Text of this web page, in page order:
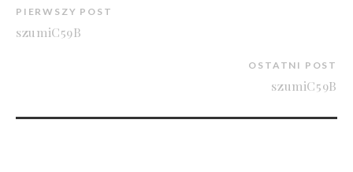
PIERWSZY POST
szumiC59B
OSTATNI POST
szumiC59B